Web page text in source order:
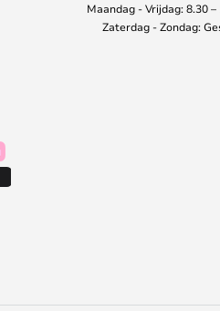
Maandag - Vrijdag: 8.30 –
Zaterdag - Zondag: